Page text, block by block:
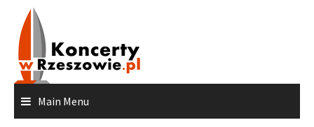
content
Main Menu